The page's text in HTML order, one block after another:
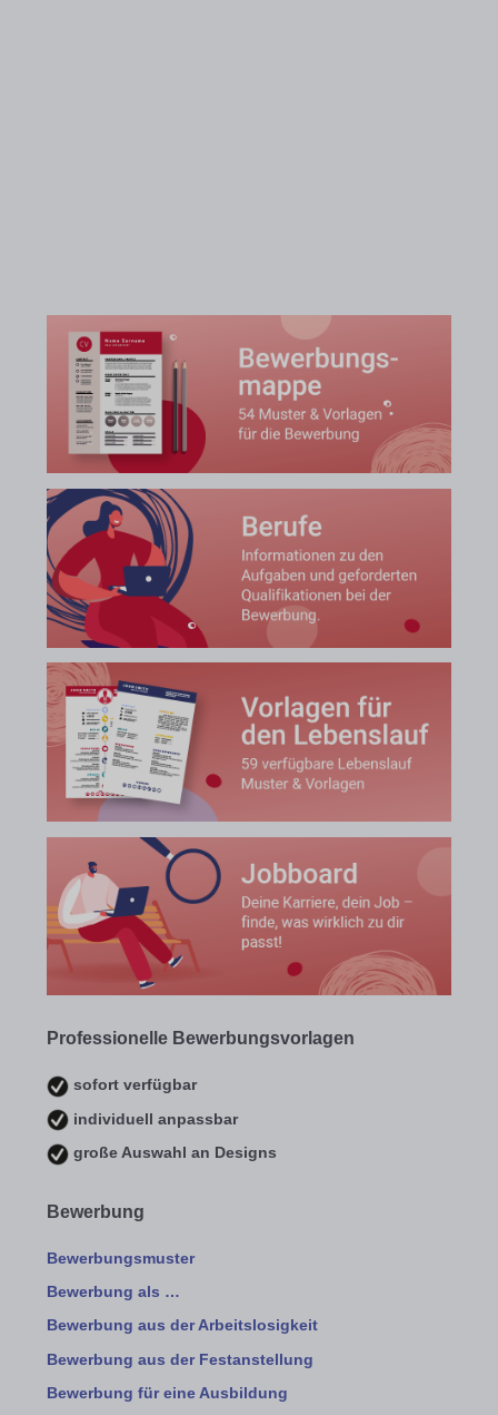
Professionelle Bewerbungsvorlagen
sofort verfügbar
individuell anpassbar
große Auswahl an Designs
Bewerbung
Bewerbungsmuster
Bewerbung als …
Bewerbung aus der Arbeitslosigkeit
Bewerbung aus der Festanstellung
Bewerbung für eine Ausbildung